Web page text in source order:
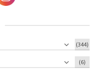
(344)
(6)